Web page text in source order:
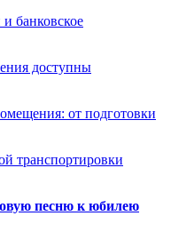
банковское
доступны
от подготовки
транспортировки
песню к юбилею